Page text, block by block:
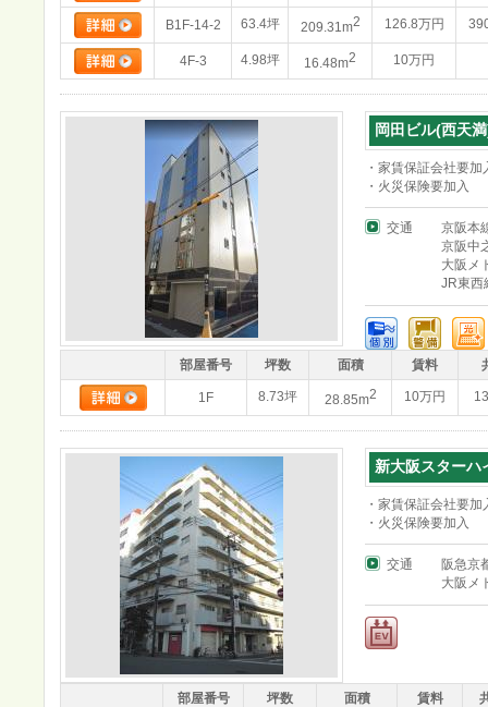
B1F-14-2 63.4坪 209.31m2 126.8万円
4F-3 4.98坪 16.48m2 10万円
岡田ビル(西天
・家賃保証会社要加
・火災保険要加入
交通
京阪本
京阪中
大阪メ
JR東西
部屋番号 坪数 面積 賃料
1F 8.73坪 28.85m2 10万円
新大阪スターハ
・家賃保証会社要加
・火災保険要加入
交通
阪急京
大阪メ
部屋番号 坪数 面積 賃料